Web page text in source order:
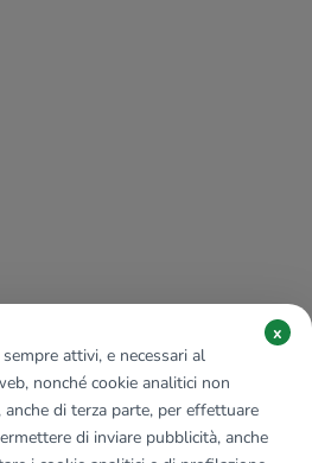
attivi, e necessari al
nonché cookie analitici non
di terza parte, per effettuare
di inviare pubblicità, anche
x